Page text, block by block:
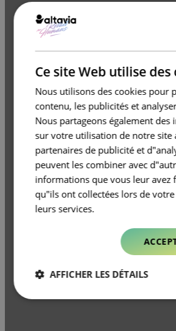
Ce site Web utilise des
Nous utilisons des cookies pour
contenu, les publicités et
Nous partageons également des
sur votre utilisation de notre site
partenaires de publicité et
peuvent les combiner avec
informations que vous leur avez
qu"ils ont collectées lors de
leurs services.
AFFICHER LES DÉTAILS